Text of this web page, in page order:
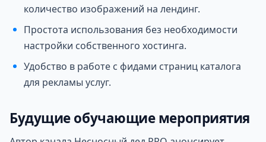
количество изображений на лендинг.
Простота использования без необходимости
настройки собственного хостинга.
Удобство в работе с фидами страниц каталога
для рекламы услуг.
Будущие обучающие мероприятия